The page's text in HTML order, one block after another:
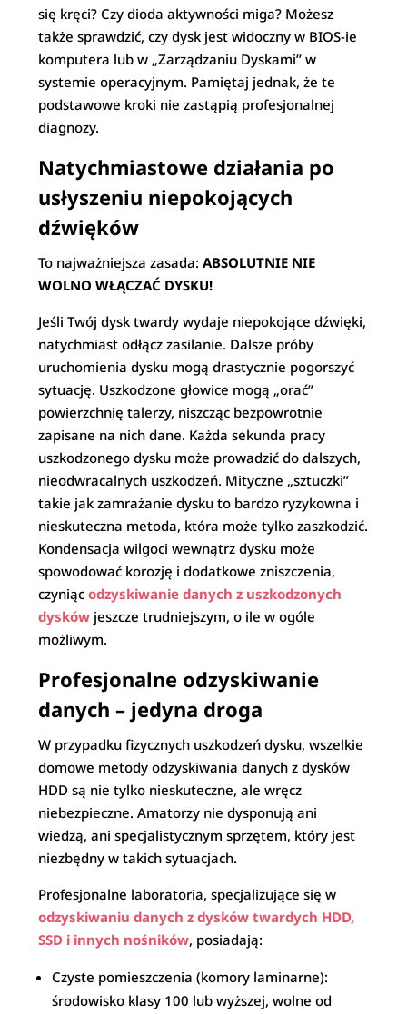
się kręci? Czy dioda aktywności miga? Możesz
także sprawdzić, czy dysk jest widoczny w BIOS-ie
komputera lub w „Zarządzaniu Dyskami” w
systemie operacyjnym. Pamiętaj jednak, że te
podstawowe kroki nie zastąpią profesjonalnej
diagnozy.
Natychmiastowe działania po
usłyszeniu niepokojących
dźwięków
To najważniejsza zasada:ABSOLUTNIE NIE
WOLNO WŁĄCZAĆ DYSKU!
Jeśli Twój dysk twardy wydaje niepokojące dźwięki,
natychmiast odłącz zasilanie. Dalsze próby
uruchomienia dysku mogą drastycznie pogorszyć
sytuację. Uszkodzone głowice mogą „orać”
powierzchnię talerzy, niszcząc bezpowrotnie
zapisane na nich dane. Każda sekunda pracy
uszkodzonego dysku może prowadzić do dalszych,
nieodwracalnych uszkodzeń. Mityczne „sztuczki”
takie jak zamrażanie dysku to bardzo ryzykowna i
nieskuteczna metoda, która może tylko zaszkodzić.
Kondensacja wilgoci wewnątrz dysku może
spowodować korozję i dodatkowe zniszczenia,
czyniącodzyskiwanie danych z uszkodzonych
dysków jeszcze trudniejszym, o ile w ogóle
możliwym.
Profesjonalne odzyskiwanie
danych – jedyna droga
W przypadku fizycznych uszkodzeń dysku, wszelkie
domowe metody odzyskiwania danych z dysków
HDD są nie tylko nieskuteczne, ale wręcz
niebezpieczne. Amatorzy nie dysponują ani
wiedzą, ani specjalistycznym sprzętem, który jest
niezbędny w takich sytuacjach.
Profesjonalne laboratoria, specjalizujące się w
odzyskiwaniu danych z dysków twardych HDD,
SSD i innych nośników, posiadają:
Czyste pomieszczenia (komory laminarne):
środowisko klasy 100 lub wyższej, wolne od